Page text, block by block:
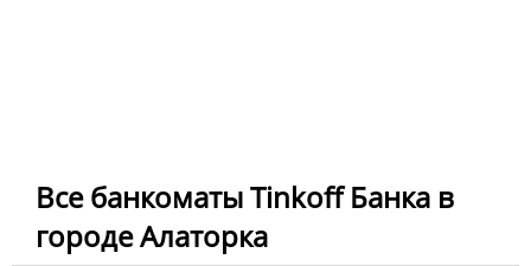
Все банкоматы Tinkoff Банка в
городе Алаторка